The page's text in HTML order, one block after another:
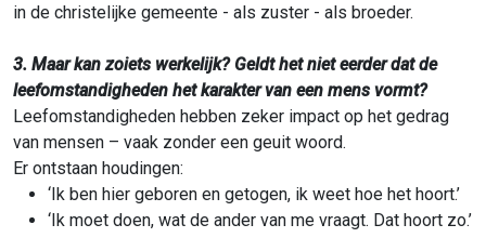
in de christelijke gemeente - als zuster - als broeder.
3. Maar kan zoiets werkelijk? Geldt het niet eerder dat de
leefomstandigheden het karakter van een mens vormt?
Leefomstandigheden hebben zeker impact op het gedrag
van mensen – vaak zonder een geuit woord.
Er ontstaan houdingen:
‘Ik ben hier geboren en getogen, ik weet hoe het hoort.’
‘Ik moet doen, wat de ander van me vraagt. Dat hoort zo.’